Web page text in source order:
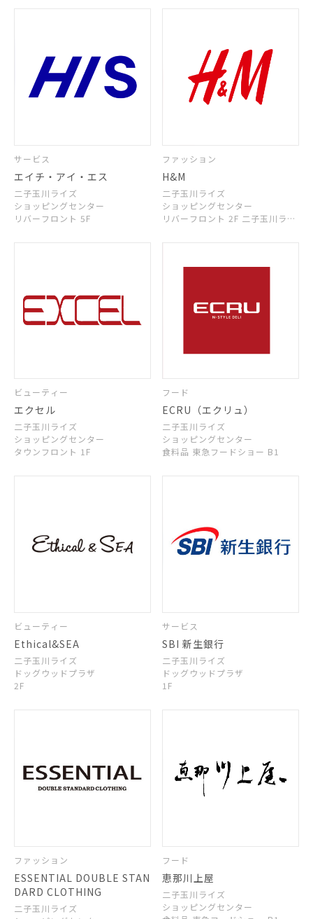
サービス
エイチ・アイ・エス
二子玉川ライズ
ショッピングセンター
リバーフロント 5F
ファッション
H&M
二子玉川ライズ
ショッピングセンター
リバーフロント 2F 二子玉川ライ
ビューティー
エクセル
二子玉川ライズ
ショッピングセンター
タウンフロント 1F
フード
ECRU（エクリュ）
二子玉川ライズ
ショッピングセンター
食料品 東急フードショー B1
ビューティー
Ethical&SEA
二子玉川ライズ
ドッグウッドプラザ
2F
サービス
SBI 新生銀行
二子玉川ライズ
ドッグウッドプラザ
1F
ファッション
ESSENTIAL DOUBLE STAN
DARD CLOTHING
二子玉川ライズ
フード
恵那川上屋
二子玉川ライズ
ショッピングセンター